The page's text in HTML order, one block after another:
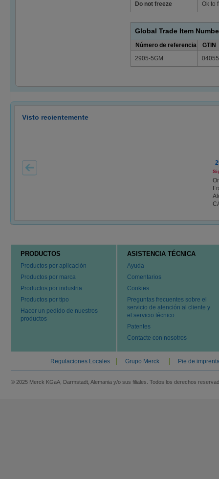
Do not freeze Ok to
Global Trade Item
Número de referencia
GTIN
2905-5GM
Visto recientemente
PRODUCTOS
Productos por aplicación
Productos por marca
Productos por industria
Productos por tipo
Hacer un pedido de nuestros
productos
ASISTENCIA TÉCNICA
Ayuda
Comentarios
Cookies
Preguntas frecuentes sobre el
servicio de atención al cliente y
el servicio técnico
Patentes
Contacte con nosotros
Regulaciones Locales Grupo Merck Pie de
© 2025 Merck KGaA, Darmstadt, Alemania y/o sus filiales. Todos los derechos